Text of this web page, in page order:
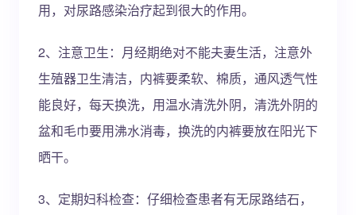
用，对尿路感染治疗起到很大的作用。
2、注意卫生：月经期绝对不能夫妻生活，注意外
生殖器卫生清洁，内裤要柔软、棉质，通风透气性
能良好，每天换洗，用温水清洗外阴，清洗外阴的
盆和毛巾要用沸水消毒，换洗的内裤要放在阳光下
晒干。
3、定期妇科检查：仔细检查患者有无尿路结石，